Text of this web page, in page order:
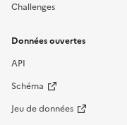
Challenges
Données ouvertes
API
Schéma
Jeu de données